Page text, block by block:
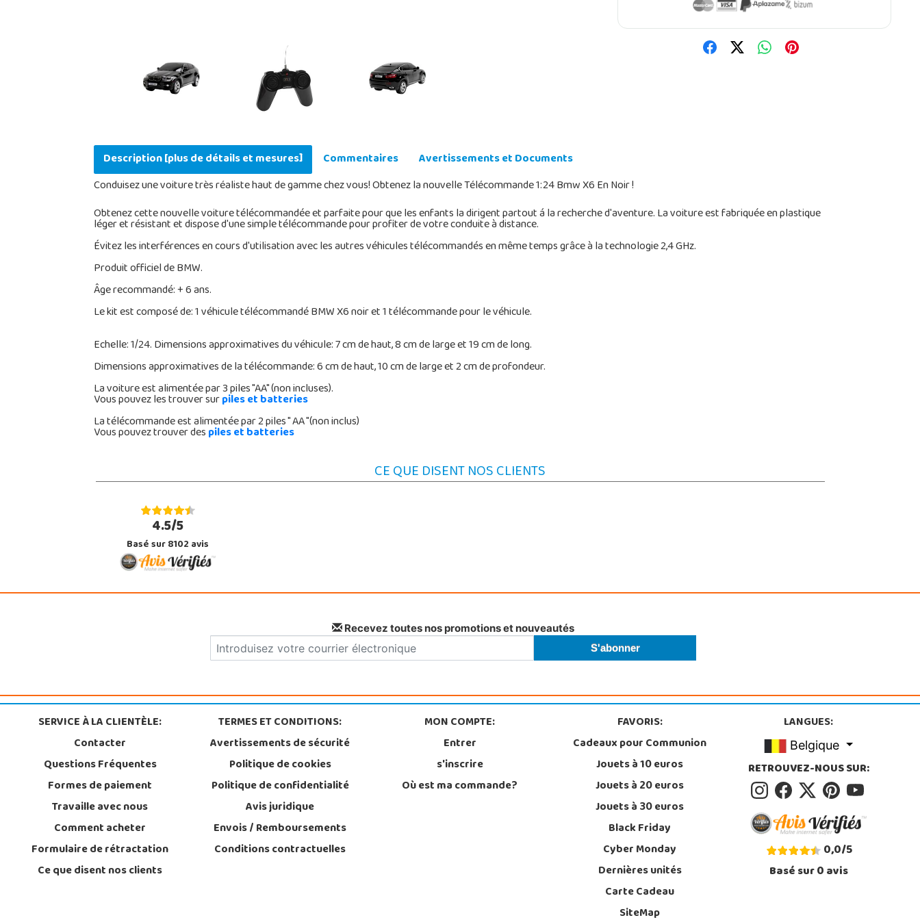
Description [plus de détails et mesures] Commentaires
Avertissements et Documents
Conduisez une voiture très réaliste haut de gamme chez vous! Obtenez la nouvelle Télécommande 1:24 Bmw X6 En Noir !
Obtenez cette nouvelle voiture télécommandée et parfaite pour que les enfants la dirigent partout á la recherche d'aventure. La voiture est fabriquée en plastique
léger et résistant et dispose d'une simple télécommande pour profiter de votre conduite à distance.
Évitez les interférences en cours d'utilisation avec les autres véhicules télécommandés en même temps grâce à la technologie 2,4 GHz.
Produit officiel de BMW.
Âge recommandé: + 6 ans.
Le kit est composé de: 1 véhicule télécommandé BMW X6 noir et 1 télécommande pour le véhicule.
Echelle: 1/24. Dimensions approximatives du véhicule: 7 cm de haut, 8 cm de large et 19 cm de long.
Dimensions approximatives de la télécommande: 6 cm de haut, 10 cm de large et 2 cm de profondeur.
La voiture est alimentée par 3 piles "AA" (non incluses).
Vous pouvez les trouver surpiles et batteries
La télécommande est alimentée par 2 piles " AA "(non inclus)
Vous pouvez trouver despiles et batteries
CE QUE DISENT NOS CLIENTS
4.5/5
Basé sur 8102 avis
Recevez toutes nos promotions et nouveautés
SERVICE À LA CLIENTÈLE:
Contacter
Questions Fréquentes
Formes de paiement
Travaille avec nous
Comment acheter
Formulaire de rétractation
Ce que disent nos clients
TERMES ET CONDITIONS:
Avertissements de sécurité
Politique de cookies
Politique de confidentialité
Avis juridique
Envois / Remboursements
Conditions contractuelles
MON COMPTE:
Entrer
s'inscrire
Où est ma commande?
FAVORIS:
Cadeaux pour Communion
Jouets à 10 euros
Jouets à 20 euros
Jouets à 30 euros
Black Friday
Cyber Monday
Dernières unités
Carte Cadeau
SiteMap
LANGUES:
Belgique
RETROUVEZ-NOUS SUR:
0,0/5
Basé sur0avis